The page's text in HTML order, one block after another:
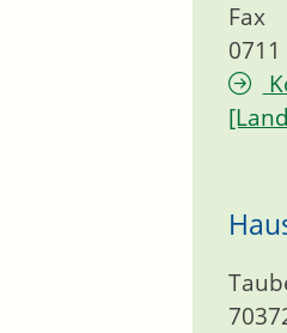
Fax